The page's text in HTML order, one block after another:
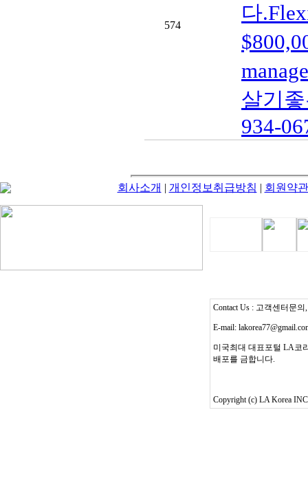
574
다
살기
934-
회사소개 | 개인정보취급방침 | 회원약관
Contact Us : 고객센터문의
E-mail:
미국최대 대표포털 LA코
배포를 금합니다.
Copyright (c) LA Korea